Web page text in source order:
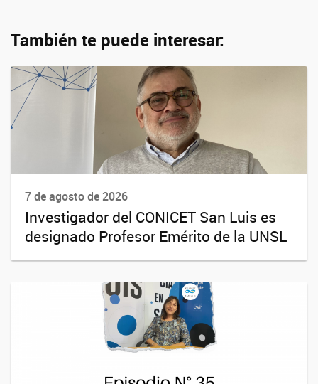
También te puede interesar:
7 de agosto de 2026
Investigador del CONICET San Luis es
designado Profesor Emérito de la UNSL